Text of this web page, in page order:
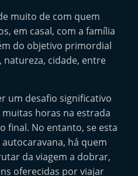
muito de com quem
em casal, com a família
do objetivo primordial
cidade, entre
um desafio significativo
horas na estrada
final. No entanto, se esta
há quem
da viagem a dobrar,
oferecidas por viajar